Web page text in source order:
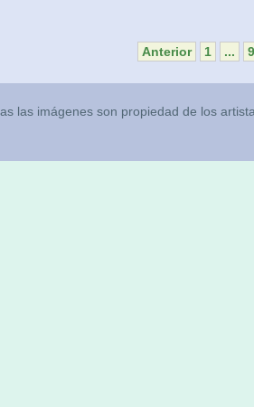
Anterior 1 ... 9
las imágenes son propiedad de los